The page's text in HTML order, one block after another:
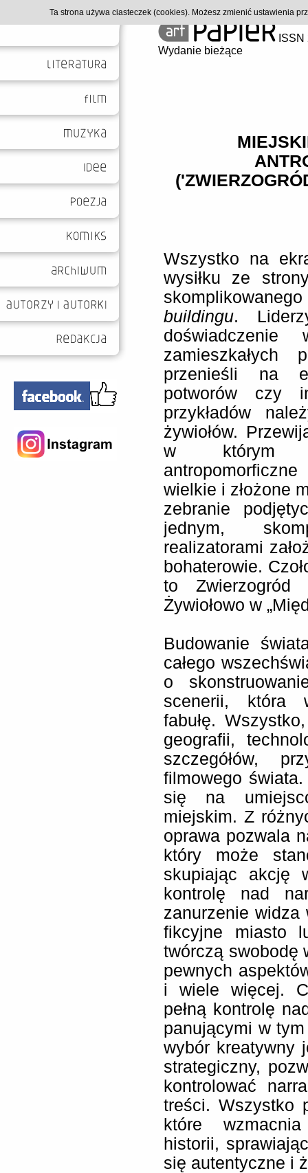
Wydanie bieżące
Wszystko na
wysiłku ze
buildingu.
doświadczenie
przenieśli na
potworów czy
przykładów
żywiołów.
w którym
wielkie i złożone
zebranie
jednym,
realizatorami
bohaterowie.
to Zwierzogród
Żywiołowo w
Budowanie
całego
o
scenerii, która
fabułę.
geografii,
szczegółów,
filmowego
się na
miejskim. Z
oprawa pozwala
który może
skupiając akcję
kontrolę nad
zanurzenie widza
fikcyjne miasto
twórczą swobodę
pewnych
i wiele więcej.
pełną kontrolę
panującymi w
wybór kreatywny
strategiczny,
kontrolować
treści. Wszystko
które
historii,
się autentyczne i
Ta strona używa ciasteczek (cookies). Możesz zmienić ustawienia